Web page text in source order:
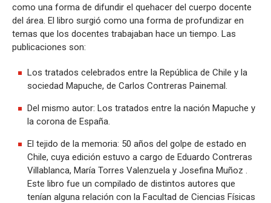
como una forma de difundir el quehacer del cuerpo docente
del área. El libro surgió como una forma de profundizar en
temas que los docentes trabajaban hace un tiempo. Las
publicaciones son:
Los tratados celebrados entre la República de Chile y la
sociedad Mapuche, de Carlos Contreras Painemal.
Del mismo autor: Los tratados entre la nación Mapuche y
la corona de España.
El tejido de la memoria: 50 años del golpe de estado en
Chile, cuya edición estuvo a cargo de Eduardo Contreras
Villablanca, María Torres Valenzuela y Josefina Muñoz .
Este libro fue un compilado de distintos autores que
tenían alguna relación con la Facultad de Ciencias Físicas